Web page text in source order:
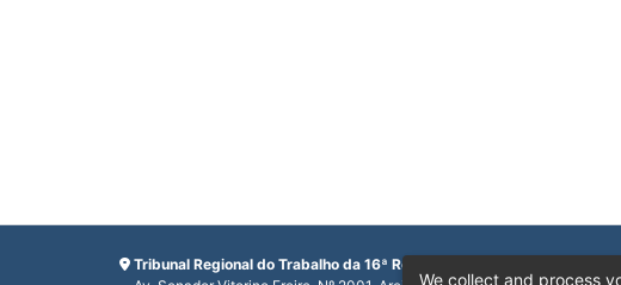
Tribunal Regional do Trabalho da 16ª Região
We collect and process